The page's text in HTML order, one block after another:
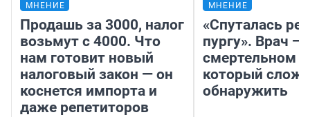
МНЕНИЕ
Продашь за 3000, налог
возьмут с 4000. Что
нам готовит новый
налоговый закон — он
коснется импорта и
даже репетиторов
МНЕНИЕ
«Спуталась
пургу». Врач —
смертельном
который
обнаружить